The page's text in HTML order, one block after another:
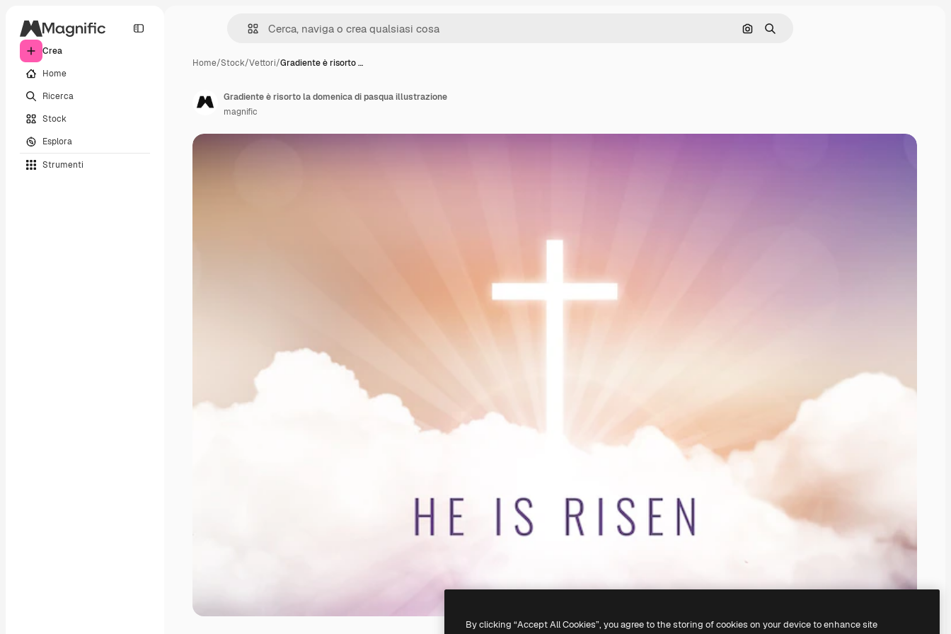
Crea
Home
Ricerca
Stock
Esplora
Strumenti
Cerca per immagine
Ricerca
Home/Stock/Vettori/Gradiente è risorto …
Gradiente è risorto la domenica di pasqua illustrazione
magnific
By clicking “Accept All Cookies”, you agree to the storing of cookies on your device to enhance site